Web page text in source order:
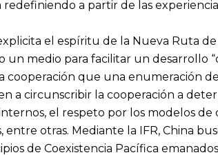
redefiniendo a partir de las
el espíritu de la Nueva Ruta
un medio para facilitar un desarrollo
cooperación que una enumeración
a circunscribir la cooperación a
el respeto por los modelos
entre otras. Mediante la IFR, China
de Coexistencia Pacífica